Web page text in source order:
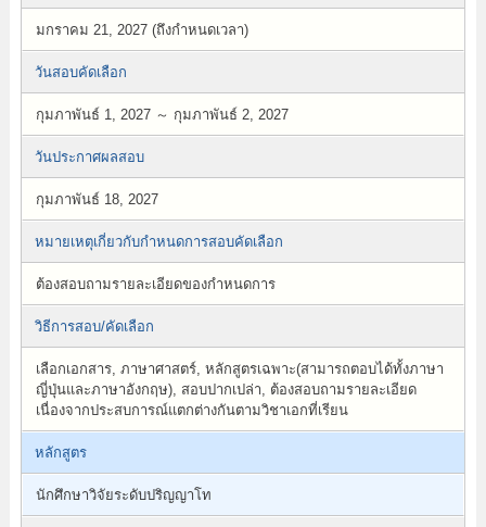
มกราคม 21, 2027 (ถึงกำหนดเวลา)
วันสอบคัดเลือก
กุมภาพันธ์ 1, 2027 ～ กุมภาพันธ์ 2, 2027
วันประกาศผลสอบ
กุมภาพันธ์ 18, 2027
หมายเหตุเกี่ยวกับกำหนดการสอบคัดเลือก
ต้องสอบถามรายละเอียดของกำหนดการ
วิธีการสอบ/คัดเลือก
เลือกเอกสาร, ภาษาศาสตร์, หลักสูตรเฉพาะ(สามารถตอบได้ทั้งภาษา
ญี่ปุ่นและภาษาอังกฤษ), สอบปากเปล่า, ต้องสอบถามรายละเอียด
เนื่องจากประสบการณ์แตกต่างกันตามวิชาเอกที่เรียน
หลักสูตร
นักศึกษาวิจัยระดับปริญญาโท